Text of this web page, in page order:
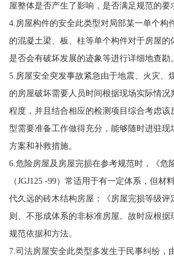
屋整体是否产生了影响，是否满足规范的要
4.房屋构件的安全此类型对局部某一单个构
的混凝土梁、板、柱等单个构件对于房屋的
是否会有破坏发展的迹象等进行详细地查勘。
5.房屋安全突发事故紧急由于地震、火灾、
的房屋破坏需要人员时间根据现场实际情况
程度，并且结合相应的检测项目综合考虑该
型需要准备工作做得充分，能够随时进驻现
方案和补救措施。
6.危险房屋及房屋完损在参考规范时，《危
（JGJ125 -99）常适用于有一定体系，但材
代久远的砖木结构房屋；《房屋完损等级评
则、不形成体系的非标准房屋。故时应根据
规范依据和方法。
7.司法房屋安全此类型多发生于民事纠纷，